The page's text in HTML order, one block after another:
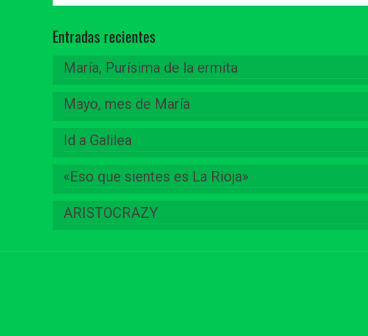
Entradas recientes
María, Purísima de la ermita
Mayo, mes de María
Id a Galilea
«Eso que sientes es La Rioja»
ARISTOCRAZY